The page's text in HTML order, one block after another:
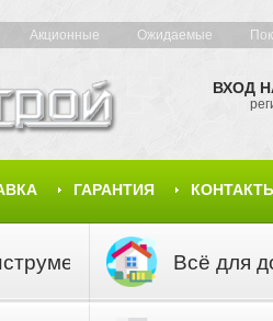
Акционные Ожидаемые
ГАРАНТИЯ
ВХОД
Всё для